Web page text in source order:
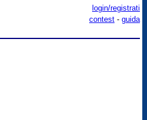
login/registrati
contest - guida